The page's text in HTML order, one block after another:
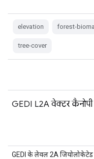
elevation forest-
tree-cover
GEDI L2A वेक्टर कैनोपी
GEDI के लेवल 2A जियोलोकेटेड